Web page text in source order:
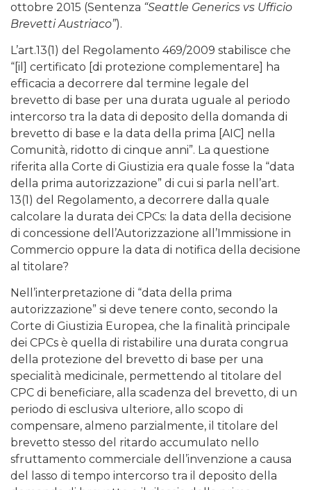
ottobre 2015 (Sentenza “Seattle Generics vs Ufficio
Brevetti Austriaco”).
L’art.13(1) del Regolamento 469/2009 stabilisce che
“[il] certificato [di protezione complementare] ha
efficacia a decorrere dal termine legale del
brevetto di base per una durata uguale al periodo
intercorso tra la data di deposito della domanda di
brevetto di base e la data della prima [AIC] nella
Comunità, ridotto di cinque anni”. La questione
riferita alla Corte di Giustizia era quale fosse la “data
della prima autorizzazione” di cui si parla nell’art.
13(1) del Regolamento, a decorrere dalla quale
calcolare la durata dei CPCs: la data della decisione
di concessione dell’Autorizzazione all’Immissione in
Commercio oppure la data di notifica della decisione
al titolare?
Nell’interpretazione di “data della prima
autorizzazione” si deve tenere conto, secondo la
Corte di Giustizia Europea, che la finalità principale
dei CPCs è quella di ristabilire una durata congrua
della protezione del brevetto di base per una
specialità medicinale, permettendo al titolare del
CPC di beneficiare, alla scadenza del brevetto, di un
periodo di esclusiva ulteriore, allo scopo di
compensare, almeno parzialmente, il titolare del
brevetto stesso del ritardo accumulato nello
sfruttamento commerciale dell’invenzione a causa
del lasso di tempo intercorso tra il deposito della